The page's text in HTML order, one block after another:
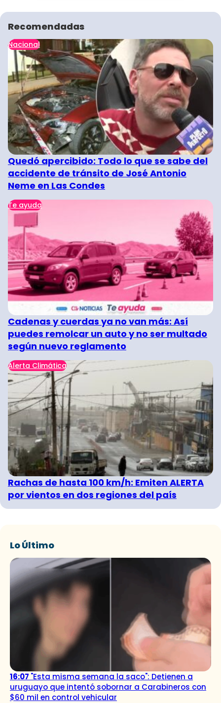
Recomendadas
Nacional
Quedó apercibido: Todo lo que se sabe del
accidente de tránsito de José Antonio
Neme en Las Condes
Te ayuda
Cadenas y cuerdas ya no van más: Así
puedes remolcar un auto y no ser multado
según nuevo reglamento
Alerta Climática
Rachas de hasta 100 km/h: Emiten ALERTA
por vientos en dos regiones del país
Lo Último
16:07 "Esta misma semana la saco": Detienen a
uruguayo que intentó sobornar a Carabineros con
$60 mil en control vehicular